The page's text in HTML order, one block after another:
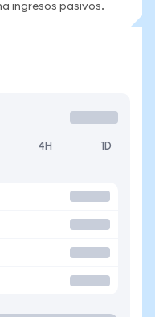
ingresos pasivos.
4H 1D